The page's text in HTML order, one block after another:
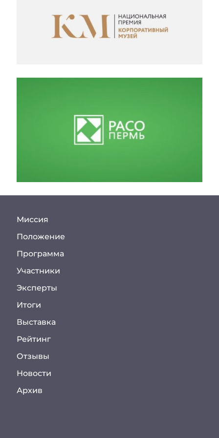
Миссия
Положение
Программа
Участники
Эксперты
Итоги
Выставка
Рейтинг
Отзывы
Новости
Архив